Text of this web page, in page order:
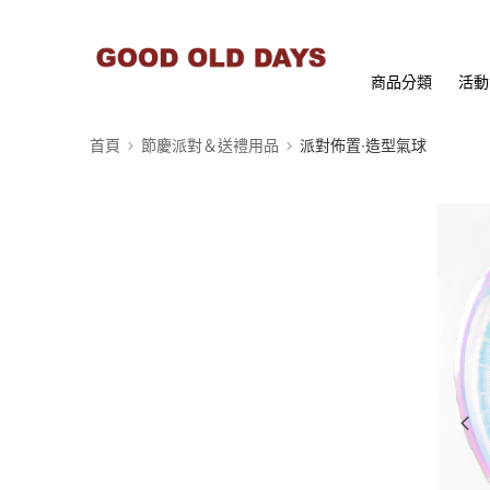
商品分類 活
首頁 節慶派對＆送禮用品 派對佈置∙造型氣球